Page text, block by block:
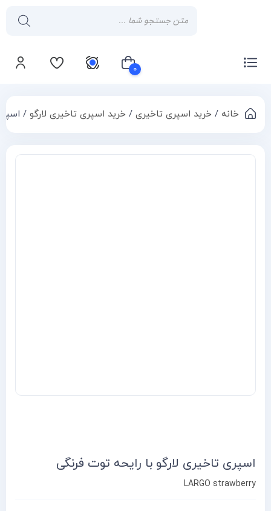
۰
سبد خرید شما خالی است خانه / خرید اسپری تاخیری / خرید اسپری تاخیری لارگو /
اسپری تاخیری لارگو با رایحه توت فرنگی
LARGO strawberry